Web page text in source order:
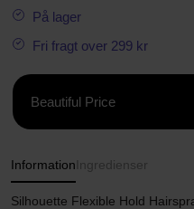
På lager
Fri fragt over 299 kr
Beautiful Price
Information Ingredienser
Silhouette Flexible Hold